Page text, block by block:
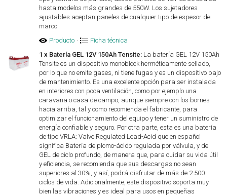
hasta modelos más grandes de 550W. Los sujetadores
ajustables aceptan paneles de cualquier tipo de espesor de
marco.
Producto ·
Ficha técnica
1 x Batería GEL 12V 150Ah Tensite: La batería GEL 12V 150Ah
Tensite es un dispositivo monoblock herméticamente sellado,
por lo que no emite gases, ni tiene fugas y es un dispositivo bajo
de mantenimiento. Es una excelente opción para ser instalada
en interiores con poca ventilación, como por ejemplo una
caravana o casa de campo, aunque siempre con los bornes
hacia arriba, tal y como recomienda el fabricante, para
optimizar el funcionamiento del equipo y tener un suministro de
energía confiable y seguro. Por otra parte, esta es una batería
de tipo VRLA; Valve Regulated Lead-Acid que en español
significa Batería de plomo-ácido regulada por válvula, y de
GEL de ciclo profundo, de manera que, para cuidar su vida útil
y eficiencia, se recomienda que sus descargas no sean
superiores al 30%, y así, podrá disfrutar de más de 2.500
ciclos de vida. Adicionalmente, este dispositivo soporta muy
bien las vibraciones y es ideal para usos en pequeñas